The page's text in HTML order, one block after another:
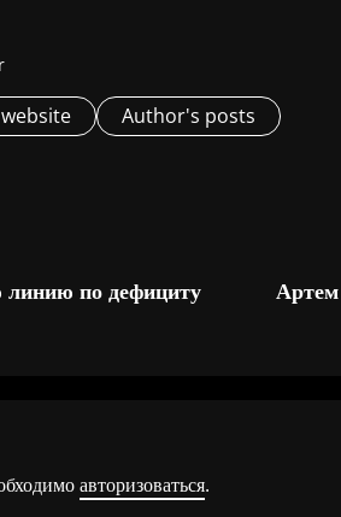
Author's posts
линию по дефициту
авторизоваться.